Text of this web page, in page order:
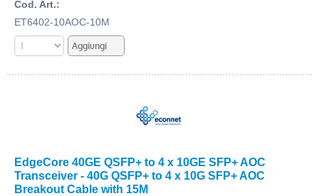
Cod. Art.:
ET6402-10AOC-10M
EdgeCore 40GE QSFP+ to 4 x 10GE SFP+ AOC
Transceiver - 40G QSFP+ to 4 x 10G SFP+ AOC
Breakout Cable with 15M